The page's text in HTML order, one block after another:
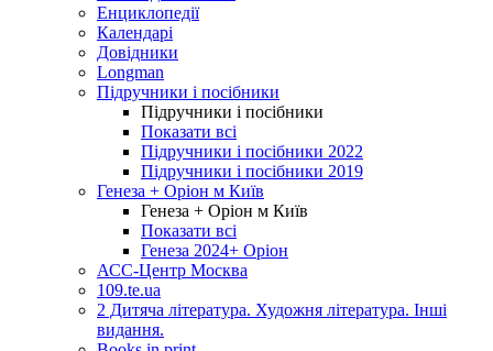
Енциклопедії
Календарі
Довідники
Longman
Підручники і посібники
Підручники і посібники
Показати всі
Підручники і посібники 2022
Підручники і посібники 2019
Генеза + Оріон м Київ
Генеза + Оріон м Київ
Показати всі
Генеза 2024+ Оріон
АСС-Центр Москва
109.te.ua
2 Дитяча література. Художня література. Інші
видання.